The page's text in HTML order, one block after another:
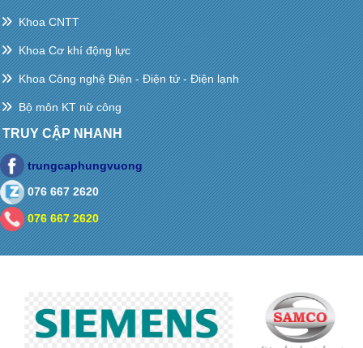
Khoa CNTT
Khoa Cơ khí động lực
Khoa Công nghệ Điện - Điện tử - Điện lạnh
Bộ môn KT nữ công
TRUY CẬP NHANH
trungcaphungvuong
076 667 2620
076 667 2620